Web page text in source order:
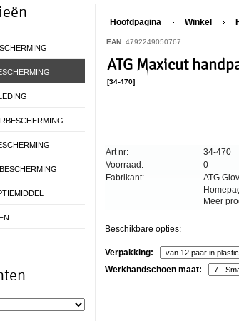
Hoofdpagina Winkel
EAN: 4792249050767
ATG Maxicut
[34-470]
Art nr:
Voorraad:
Fabrikant:
34-470
0
ATG
Meer
Beschikbare opties:
Verpakking:
Werkhandschoen maat: